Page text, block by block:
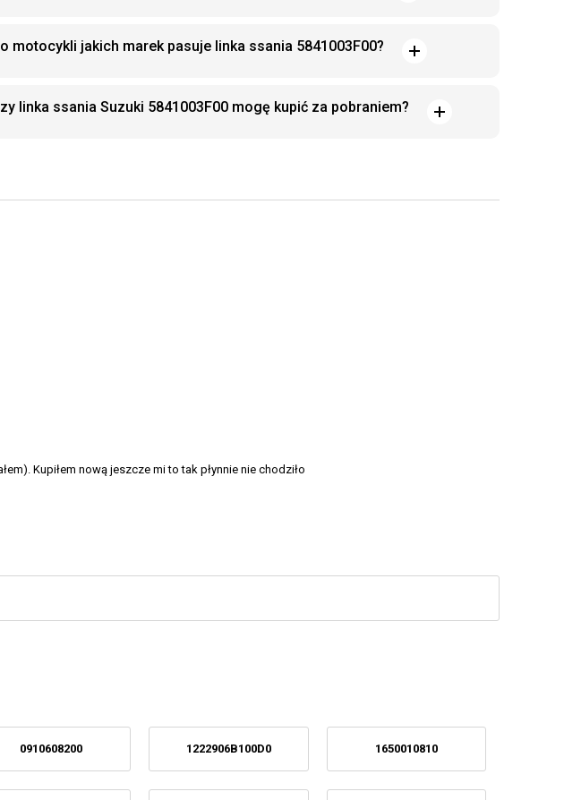
motocykli jakich marek pasuje linka ssania 5841003F00?
linka ssania Suzuki 5841003F00 mogę kupić za pobraniem?
Kupiłem nową jeszcze mi to tak płynnie nie chodziło
0910608200 1222906B100D0 1650010810